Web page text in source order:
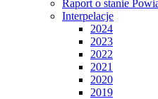
Raport o stanie
Interpelacje
2024
2023
2022
2021
2020
2019